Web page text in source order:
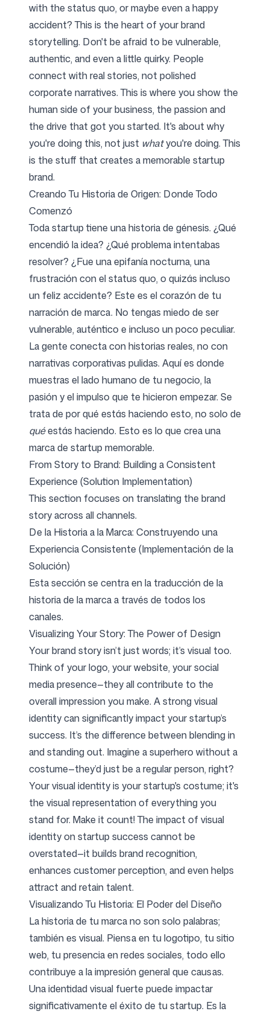
with the status quo, or maybe even a happy
accident? This is the heart of your brand
storytelling. Don't be afraid to be vulnerable,
authentic, and even a little quirky. People
connect with real stories, not polished
corporate narratives. This is where you show the
human side of your business, the passion and
the drive that got you started. It's about why
you're doing this, not just whatyou're doing. This
is the stuff that creates a memorable startup
brand.
Creando Tu Historia de Origen: Donde Todo
Comenzó
Toda startup tiene una historia de génesis. ¿Qué
encendió la idea? ¿Qué problema intentabas
resolver? ¿Fue una epifanía nocturna, una
frustración con el status quo, o quizás incluso
un feliz accidente? Este es el corazón de tu
narración de marca. No tengas miedo de ser
vulnerable, auténtico e incluso un poco peculiar.
La gente conecta con historias reales, no con
narrativas corporativas pulidas. Aquí es donde
muestras el lado humano de tu negocio, la
pasión y el impulso que te hicieron empezar. Se
trata de por qué estás haciendo esto, no solo de
quéestás haciendo. Esto es lo que crea una
marca de startup memorable.
From Story to Brand: Building a Consistent
Experience (Solution Implementation)
This section focuses on translating the brand
story across all channels.
De la Historia a la Marca: Construyendo una
Experiencia Consistente (Implementación de la
Solución)
Esta sección se centra en la traducción de la
historia de la marca a través de todos los
canales.
Visualizing Your Story: The Power of Design
Your brand story isn’t just words; it’s visual too.
Think of your logo, your website, your social
media presence—they all contribute to the
overall impression you make. A strong visual
identity can significantly impact your startup’s
success. It’s the difference between blending in
and standing out. Imagine a superhero without a
costume—they’d just be a regular person, right?
Your visual identity is your startup's costume; it's
the visual representation of everything you
stand for. Make it count! The impact of visual
identity on startup success cannot be
overstated—it builds brand recognition,
enhances customer perception, and even helps
attract and retain talent.
Visualizando Tu Historia: El Poder del Diseño
La historia de tu marca no son solo palabras;
también es visual. Piensa en tu logotipo, tu sitio
web, tu presencia en redes sociales, todo ello
contribuye a la impresión general que causas.
Una identidad visual fuerte puede impactar
significativamente el éxito de tu startup. Es la